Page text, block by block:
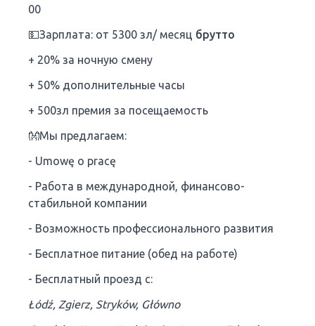
00
💵Зарплата: от 5300 зл/ месяц брутто
+ 20% за ночную смену
+ 50% дополнительные часы
+ 500зл премия за посещаемость
👐Мы предлагаем:
- Umowę o pracę
- Работа в международной, финансово-
стабильной компании
- Возможность профессионального развития
- Бесплатное питание (обед на работе)
- Бесплатный проезд с:
Łódź, Zgierz, Stryków, Główno